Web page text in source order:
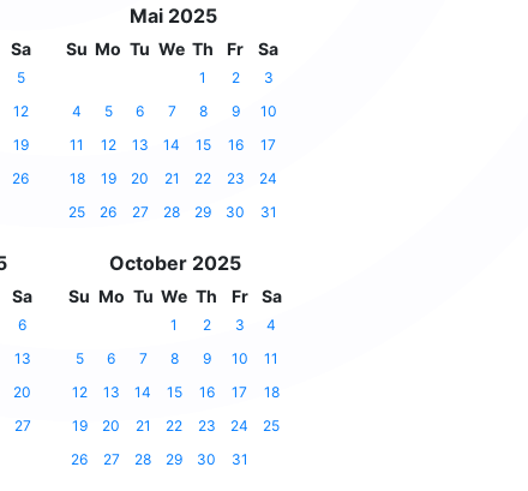
Sa
5
12
19
26
Mai 2025
Su Mo Tu We Th Fr Sa
1 2
3
4
5 6 7 8 9
10
11
12 13 14 15 16
17
18
19 20 21 22 23
24
25
26 27 28 29 30 31
Sa
6
13
20
27
October 2025
Su Mo Tu We Th Fr Sa
1 2 3
4
5
6 7 8 9 10
11
12
13 14 15 16 17
18
19
20 21 22 23 24
25
26
27 28 29 30 31